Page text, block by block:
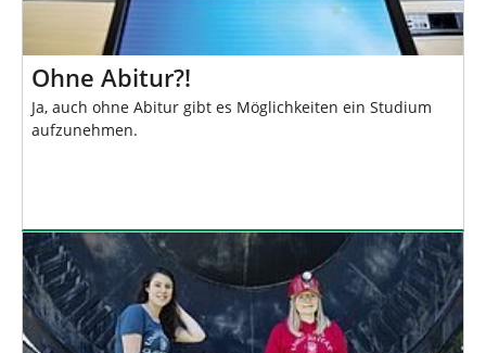
Ohne Abitur?!
Ja, auch ohne Abitur gibt es Möglichkeiten ein Studium
aufzunehmen.